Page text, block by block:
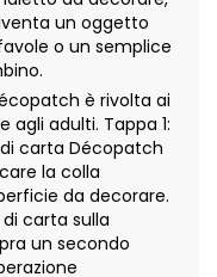
un oggetto
o un semplice
è rivolta ai
agli adulti. Tappa 1:
carta Décopatch
la colla
da decorare.
di carta sulla
un secondo